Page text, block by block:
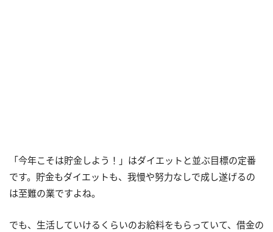
「今年こそは貯金しよう！」はダイエットと並ぶ目標の定番
です。貯金もダイエットも、我慢や努力なしで成し遂げるの
は至難の業ですよね。
でも、生活していけるくらいのお給料をもらっていて、借金の